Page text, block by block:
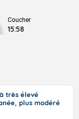
Coucher
15:58
très élevé
plus modéré